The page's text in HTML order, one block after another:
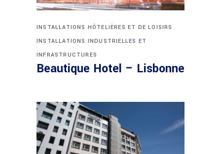
INSTALLATIONS HÔTELIÈRES ET DE LOISIRS
INSTALLATIONS INDUSTRIELLES ET
INFRASTRUCTURES
Beautique Hotel – Lisbonne